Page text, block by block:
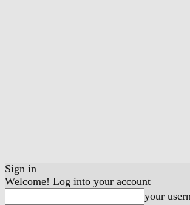
Sign in
Welcome! Log into your account
your